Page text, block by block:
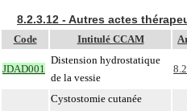
8.2.3.12 - Autres actes
Code Intitulé CCAM
JDAD001
Distension hydrostatique
de la vessie
Cystostomie cutanée